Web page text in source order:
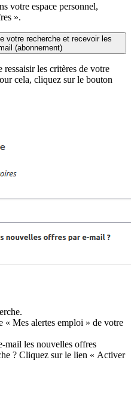
votre espace personnel,
».
votre recherche et recevoir les
(abonnement)
les critères de votre
cela, cliquez sur le bouton
« Mes alertes emploi » de votre
mail les nouvelles offres
? Cliquez sur le lien « Activer